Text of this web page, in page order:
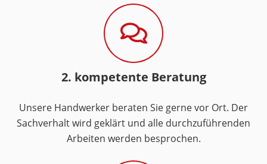
2. kompetente Beratung
Unsere Handwerker beraten Sie gerne vor Ort. Der
Sachverhalt wird geklärt und alle durchzuführenden
Arbeiten werden besprochen.